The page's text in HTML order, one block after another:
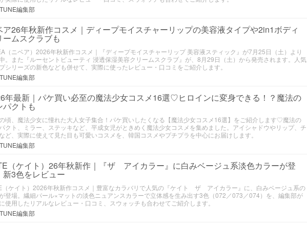
編集部
ア26年秋新作コスメ｜ディープモイスチャーリップの美容液タイプや2in1ボディ
ームスクラブも
（ニベア）2026年秋新作コスメ｜『ディープモイスチャーリップ 美容液スティック』が7月25日（土）より
。また『ルーセントビューティ 浸透保湿美容クリームスクラブ』が、8月29日（土）から発売されます。人気
シリーズの新色なども併せて、実際に使ったレビュー・口コミをご紹介します。
編集部
年最新｜パケ買い必至の魔法少女コスメ16選♡ヒロインに変身できる！？魔法の
パクトも
頃、魔法少女に憧れた大人女子集合！パケ買いしたくなる【魔法少女コスメ16選】をご紹介します♡魔法の
クト、ミラー、ステッキなど、平成女児がときめく魔法少女コスメを集めました。アイシャドウやリップ、チ
ど、実際に使えて見た目も可愛いコスメを、韓国コスメやプチプラを中心にお届けします。
編集部
（ケイト）26年秋新作｜『ザ アイカラー』に白みベージュ系淡色カラーが登
新3色をレビュー
（ケイト）2026年秋新作コスメ｜豊富なカラバリで人気の『ケイト ザ アイカラー』に、白みベージュ系の
登場。繊細パール×マットの淡色ニュアンスカラーで立体感を生み出す3色（072／073／074）を、編集部が
使用したリアルなレビュー・口コミ、スウォッチも合わせてご紹介します。
編集部